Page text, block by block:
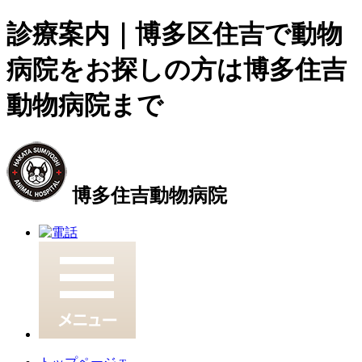
診療案内｜博多区住吉で動物
病院をお探しの方は博多住吉
動物病院まで
博多住吉動物病院